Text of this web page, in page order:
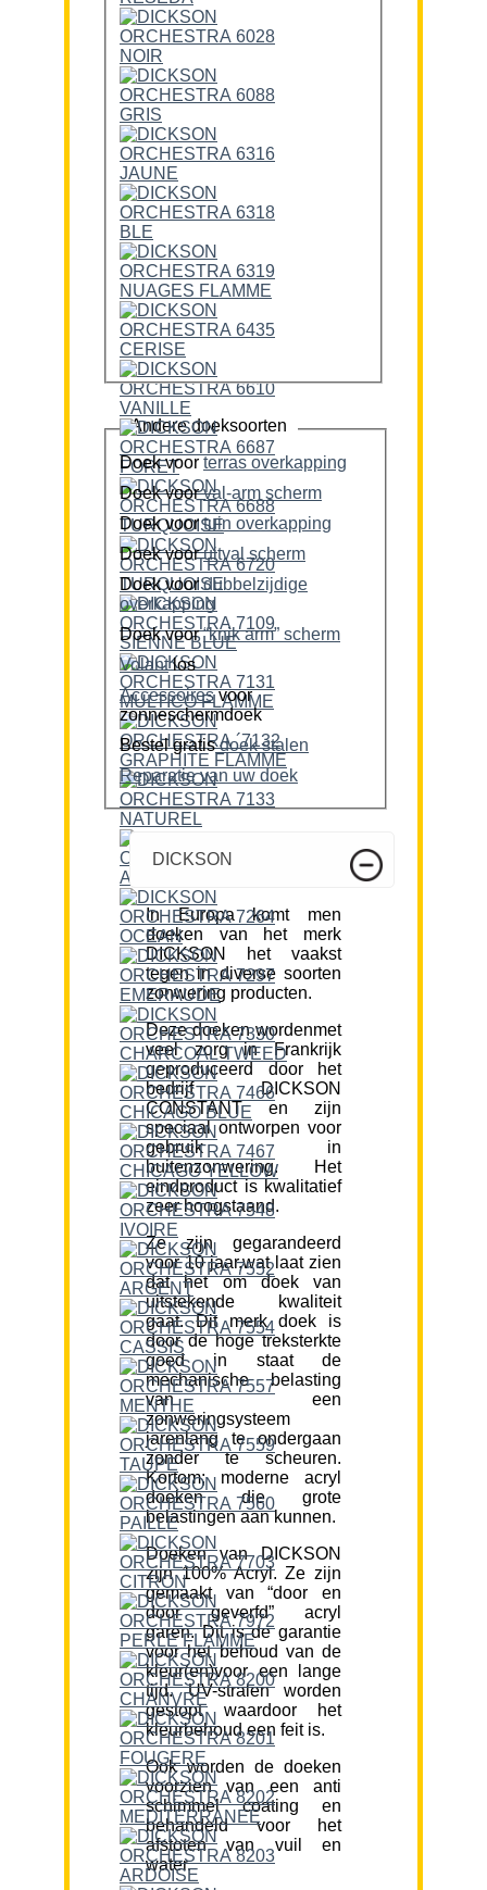
Andere doeksoorten
Doek voor terras overkapping
Doek voor
val-arm scherm
Doek voor
tuin overkapping
Doek voor
uitval scherm
Doek voordubbelzijdige
overkapping
Doek voor
“knik arm” scherm
Volantlos
Accessoiresvoor
zonneschermdoek
Bestel gratis doek stalen
Reparatie van uw doek
DICKSON
In Europa komt men
doeken van het merk
DICKSON het vaakst
tegen in diverse soorten
zonwering producten.
Deze doeken wordenmet
veel zorg in Frankrijk
geproduceerd door het
bedrijf DICKSON
CONSTANT en zijn
speciaal ontworpen voor
gebruik in
buitenzonwering. Het
eindproduct is kwalitatief
zeer hoogstaand.
Ze zijn gegarandeerd
voor 10 jaar,wat laat zien
dat het om doek van
uitstekende kwaliteit
gaat. Dit merk doek is
door de hoge treksterkte
goed in staat de
mechanische belasting
van een
zonweringsysteem
jarenlang te ondergaan
zonder te scheuren.
Kortom; moderne acryl
doeken die grote
belastingen aan kunnen.
Doeken van DICKSON
zijn 100% Acryl. Ze zijn
gemaakt van “door en
door geverfd” acryl
garen. Dit is de garantie
voor het behoud van de
kleur(en)voor een lange
tijd. UV-stralen worden
gestopt waardoor het
kleurbehoud een feit is.
Ook worden de doeken
voorzien van een anti
schimmel coating en
behandeld voor het
afstoten van vuil en
water.